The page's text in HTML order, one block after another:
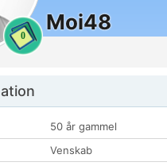
0
Moi48
50 år gammel
Venskab